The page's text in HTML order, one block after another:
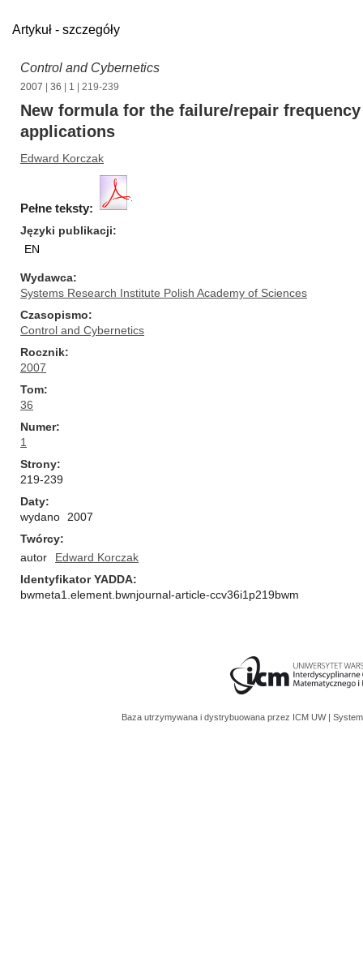
Artykuł - szczegóły
Control and Cybernetics
2007 36 1 | 219-239
New formula for the failure/repair
applications
Edward Korczak
Pełne teksty:
Języki publikacji
EN
Wydawca
Systems Research Institute Polish Academy of Sciences
Czasopismo
Control and Cybernetics
Rocznik
2007
Tom
36
Numer
1
Strony
219-239
Daty
wydano
2007
Twórcy
autor
Edward Korczak
Identyfikator YADDA
bwmeta1.element.bwnjournal-article-ccv36i1p219bwm
Baza utrzymywana i dystrybuowana przez ICM UW |